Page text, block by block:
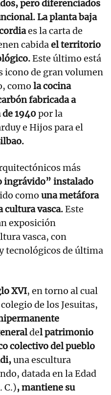
pero diferenciados
La planta baja
es la carta de
cabidael territorio
Este último está
icono de gran volumen
como la cocina
fabricada a
1940por la
e Hijos para el
más
ingrávido” instalado
como una metáfora
cultura vasca.Este
exposición
vasca, con
tecnológicos de última
XVI, en torno al cual
de los Jesuitas,
del patrimonio
colectivo del pueblo
una escultura
datada en la Edad
C.), mantiene su